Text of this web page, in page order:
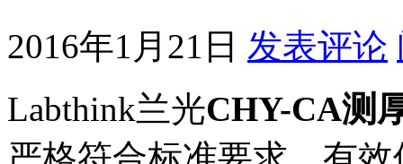
2016年1月21日 发表评论
Labthink兰光CHY-CA测